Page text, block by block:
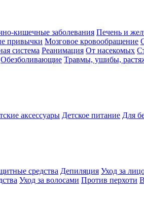
кишечные заболевания Печень и
привычки Мозговое кровообращение
система Реанимация От насекомых
Обезболивающие Травмы, ушибы,
аксессуары Детское питание Для
средства Депиляция Уход за
Уход за волосами Против перхоти